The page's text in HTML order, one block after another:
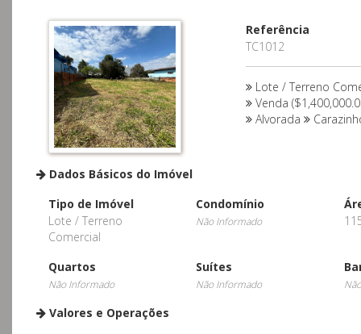
Referência
TC1012
Lote / Terreno
Venda
Alvorada
Dados Básicos do Imóvel
Tipo de Imóvel
Lote / Terreno
Comercial
Condomínio
Não Informado
Quartos
Não Informado
Suítes
Não Informado
Valores e Operações